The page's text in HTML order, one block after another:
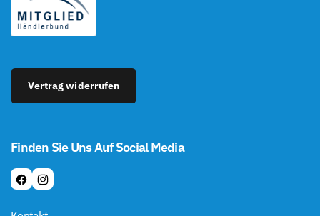
Vertrag widerrufen
Finden Sie Uns Auf Social Media
F
I